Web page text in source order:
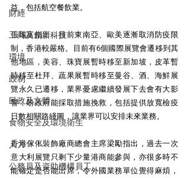
財經
工商及創新科技
環境
政制
民政及文體
食物安全及環境衛生
人力
公務員及資助機構員工
益，包括航空餐飲業。
張瑞富指出，目前東南亞、歐美逐漸取消防疫限
制，香港較嚴格。目前有6個國際展覽會遷移到其
他地區，美容、珠寶展暫時移至新加坡，皮革暫
時移至杜拜、蔬果展暫時移至曼谷、酒、海鮮展
覽永久已遷移，業界憂慮繼續發展下去會有大影
響，盼政府能採取措施挽救，包括提供放寬檢疫
日數相關路綫圖，讓業界可以安排未來業務。
香港傢俬裝飾廠商總會主席梁勵指出，過去一次
意大利展覽只剩下少量港商能參與，亦很多時不
能確定是否能出席，令外國業務單位覺得麻煩，